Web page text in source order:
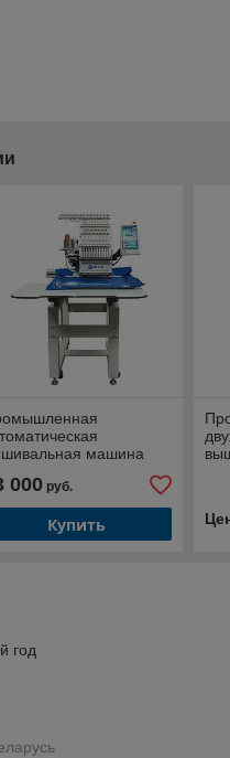
машина
sequin and cording)
VE 21C-TS2L
000руб.
Купить
год